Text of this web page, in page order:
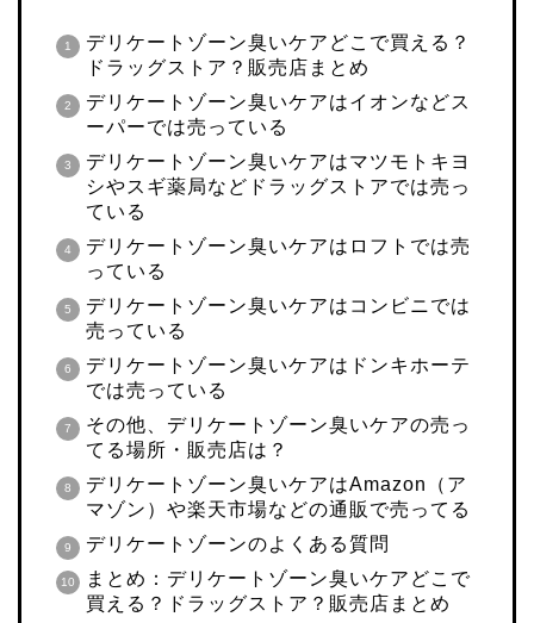
デリケートゾーン臭いケアどこで買える？
ドラッグストア？販売店まとめ
デリケートゾーン臭いケアはイオンなどス
ーパーでは売っている
デリケートゾーン臭いケアはマツモトキヨ
シやスギ薬局などドラッグストアでは売っ
ている
デリケートゾーン臭いケアはロフトでは売
っている
デリケートゾーン臭いケアはコンビニでは
売っている
デリケートゾーン臭いケアはドンキホーテ
では売っている
その他、デリケートゾーン臭いケアの売っ
てる場所・販売店は？
デリケートゾーン臭いケアはAmazon（ア
マゾン）や楽天市場などの通販で売ってる
デリケートゾーンのよくある質問
まとめ：デリケートゾーン臭いケアどこで
買える？ドラッグストア？販売店まとめ